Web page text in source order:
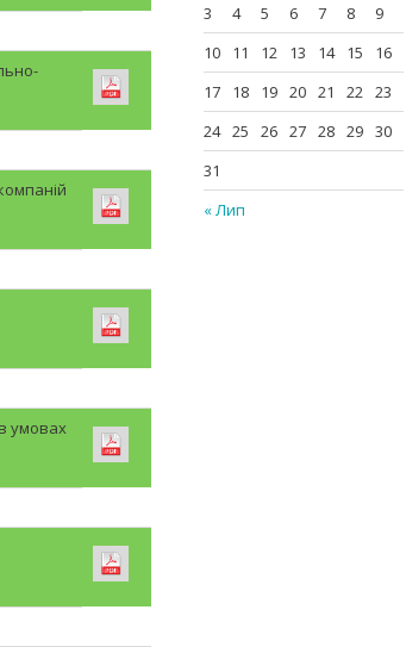
умовах
« Лип
3
4 5 6 7 8
9
10
11 12 13 14 15
16
17
18 19 20 21 22
23
24 25 26 27 28 29 30
31